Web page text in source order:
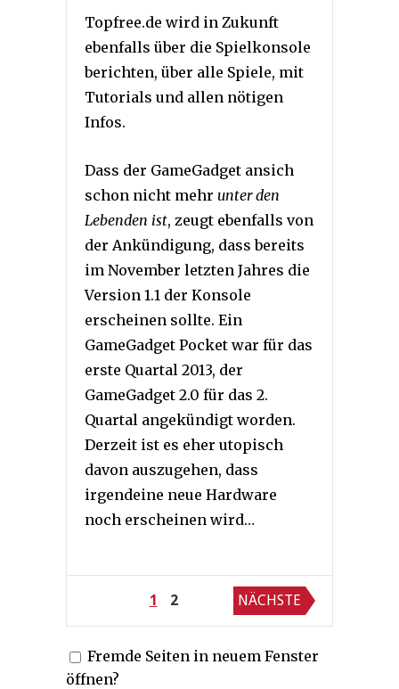
Topfree.de wird in Zukunft
ebenfalls über die Spielkonsole
berichten, über alle Spiele, mit
Tutorials und allen nötigen
Infos.
Dass der GameGadget ansich
schon nicht mehr unter den
Lebenden ist, zeugt ebenfalls von
der Ankündigung, dass bereits
im November letzten Jahres die
Version 1.1 der Konsole
erscheinen sollte. Ein
GameGadget Pocket war für das
erste Quartal 2013, der
GameGadget 2.0 für das 2.
Quartal angekündigt worden.
Derzeit ist es eher utopisch
davon auszugehen, dass
irgendeine neue Hardware
noch erscheinen wird…
Seitennummerierung
der
Beiträge
1 2 NÄCHSTE
Fremde Seiten in neuem Fenster
öffnen?